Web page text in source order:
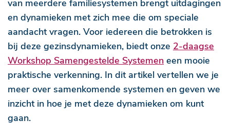
van meerdere familiesystemen brengt uitdagingen
en dynamieken met zich mee die om speciale
aandacht vragen. Voor iedereen die betrokken is
bij deze gezinsdynamieken, biedt onze 2-daagse
Workshop Samengestelde Systemen een mooie
praktische verkenning. In dit artikel vertellen we je
meer over samenkomende systemen en geven we
inzicht in hoe je met deze dynamieken om kunt
gaan.